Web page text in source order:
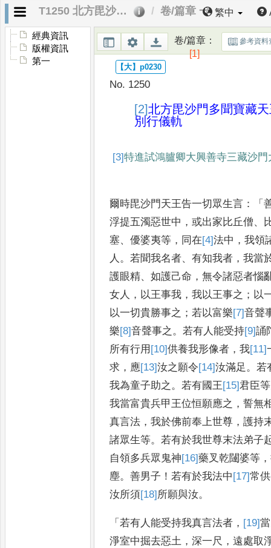
T1250 北方毘沙門多聞寶藏天王神妙陀羅尼別行儀軌 卷/篇章 一 繁中
經典資訊
版權資訊
第一
卷/篇章：
[1]
參考資料
No. 1250
[2]北方毘沙門多聞寶藏
別行儀軌
[3]特進試鴻臚卿大興善寺三藏沙門
爾時毘沙門天王告一切眾生言 ：「
浮提五濁惡世中 ，或出家比丘僧、
塞、優婆夷等 ， 同在[4]法中 ，我領
人 。若聞我名者、有知我者 ，我當
護眼精、如護己命 ，無令諸惡者惱
女人 ， 以王事我 ，我以王事之 ； 以
以一切貴勝事之 ；若以富樂[7]音聲
樂[8]音聲事之。若有人能受持[9]誦
所有行用 [10]供養我形像者 ，我[11]
求 ， 應[13]汝之願令[14]汝滿足。若
我為童子助之。若有國王[15]君臣
我當富貴兵甲王位恒願應之 ，誓無
真言法 ，我於佛前奉上世尊 ，護持
諸眾生等。若有於我世尊末法弟子
自領多兵眾鬼神[16]藥叉乾闥婆等 ，
塵。善男子 ！若有於我法中 [17]常供
汝所須 [18] 所願與汝。
「若有人能受持我真言法者 ， [19]當
淨室中掘去惡土 ，深一尺 ，遠處取